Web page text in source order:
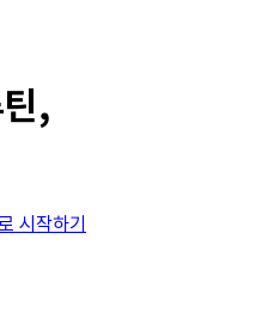
,
시작하기